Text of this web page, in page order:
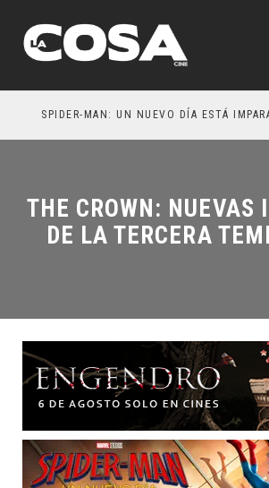
SPIDER-MAN: UN NUEVO DÍA ESTÁ
THE CROWN: NUEVAS
DE LA TERCERA